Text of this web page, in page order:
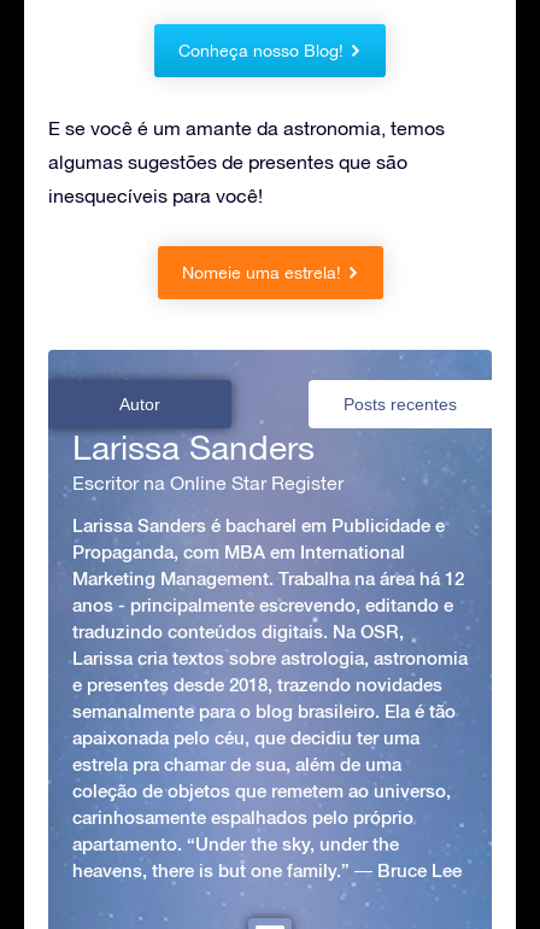
Conheça nosso Blog!
E se você é um amante da astronomia, temos
algumas sugestões de presentes que são
inesquecíveis para você!
Nomeie uma estrela!
Autor Posts recentes
Larissa Sanders
Escritor na Online Star Register
Larissa Sanders é bacharel em Publicidade e
Propaganda, com MBA em International
Marketing Management. Trabalha na área há 12
anos - principalmente escrevendo, editando e
traduzindo conteúdos digitais. Na OSR,
Larissa cria textos sobre astrologia, astronomia
e presentes desde 2018, trazendo novidades
semanalmente para o blog brasileiro. Ela é tão
apaixonada pelo céu, que decidiu ter uma
estrela pra chamar de sua, além de uma
coleção de objetos que remetem ao universo,
carinhosamente espalhados pelo próprio
apartamento. “Under the sky, under the
heavens, there is but one family.” ― Bruce Lee